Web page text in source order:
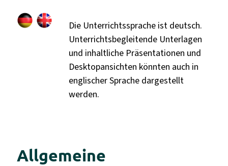
Die Unterrichtssprache ist deutsch.
Unterrichtsbegleitende Unterlagen
und inhaltliche Präsentationen und
Desktopansichten könnten auch in
englischer Sprache dargestellt
werden.
Allgemeine